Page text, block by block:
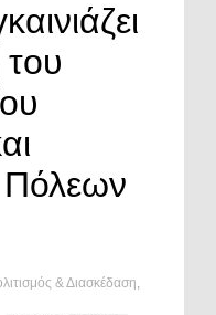
Πόλεων
& Διασκέδαση,